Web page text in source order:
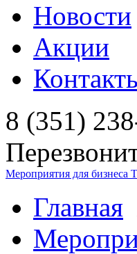
Новости
Акции
8 (351)
Мероприятия для бизнеса
Главная